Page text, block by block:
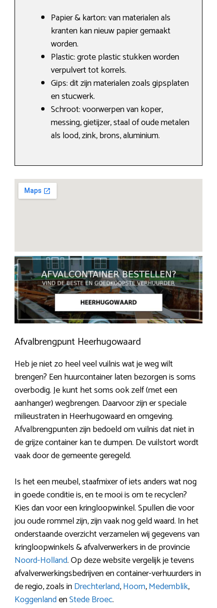
Papier & karton: van materialen als
kranten kan nieuw papier gemaakt
worden.
Plastic: grote plastic stukken worden
verpulvert tot korrels.
Gips: dit zijn materialen zoals gipsplaten
en stucwerk.
Schroot: voorwerpen van koper,
messing, gietijzer, staal of oude metalen
als lood, zink, brons, aluminium.
Afvalbrengpunt Heerhugowaard
Heb je niet zo heel veel vuilnis wat je weg wilt
brengen? Een huurcontainer laten bezorgen is soms
overbodig. Je kunt het soms ook zelf (met een
aanhanger) wegbrengen. Daarvoor zijn er speciale
milieustraten in Heerhugowaard en omgeving.
Afvalbrengpunten zijn bedoeld om vuilnis dat niet in
de grijze container kan te dumpen. De vuilstort wordt
vaak door de gemeente geregeld.
Is het een meubel, staafmixer of iets anders wat nog
in goede conditie is, en te mooi is om te recyclen?
Kies dan voor een kringloopwinkel. Spullen die voor
jou oude rommel zijn, zijn vaak nog geld waard. In het
onderstaande overzicht verzamelen wij gegevens van
kringloopwinkels & afvalverwerkers in de provincie
Noord-Holland. Op deze website vergelijk je tevens
afvalverwerkingsbedrijven en container-verhuurders in
de regio, zoals inDrechterland,Hoorn,Medemblik,
KoggenlandenStede Broec.